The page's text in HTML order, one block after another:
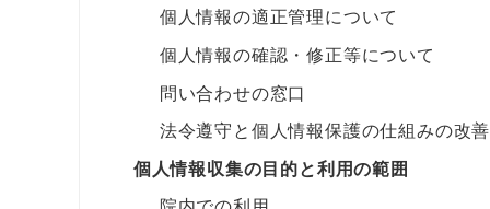
個人情報の適正管理について
個人情報の確認・修正等について
問い合わせの窓口
法令遵守と個人情報保護の仕組みの改善
個人情報収集の目的と利用の範囲